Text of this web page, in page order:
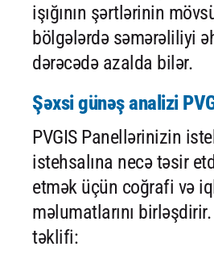
işığının şərtlərinin
bölgələrdə səmərəliliyi
dərəcədə azalda bilər.
Şəxsi günəş analizi
PVGIS Panellərinizin
istehsalına necə təsir
etmək üçün coğrafi və
məlumatlarını
təklifi: